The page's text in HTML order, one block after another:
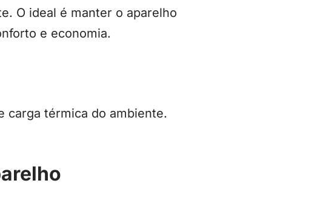
O ideal é manter o aparelho
e economia.
carga térmica do ambiente.